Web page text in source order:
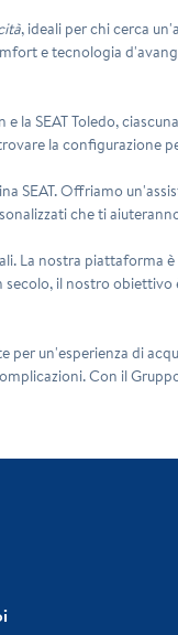
, ideali per chi cerca
e tecnologia
la SEAT Toledo,
la
Offriamo
che ti
La nostra
il nostro
un'esperienza di
Con il